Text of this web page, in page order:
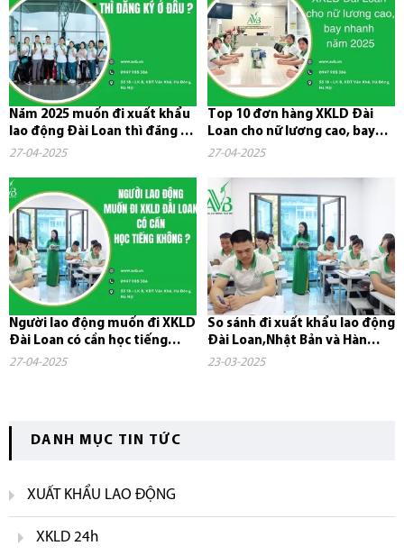
Năm 2025 muốn đi xuất khẩu
lao động Đài Loan thì đăng ký
ở đâu?
27-04-2025
Top 10 đơn hàng XKLD Đài
Loan cho nữ lương cao, bay
nhanh năm 2025
27-04-2025
Người lao động muốn đi XKLD
Đài Loan có cần học tiếng
không?
27-04-2025
So sánh đi xuất khẩu lao động
Đài Loan,Nhật Bản và Hàn
Quốc
23-03-2025
DANH MỤC TIN TỨC
XUẤT KHẨU LAO ĐỘNG
XKLD 24h